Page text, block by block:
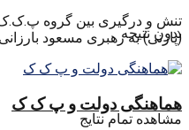
بدون نتیجه
مشاهده تمام نتایج
تنش و درگیری بین گروه
(پارتی) به رهبری مسعود بارزانی
هماهنگی دولت و پ ک ک